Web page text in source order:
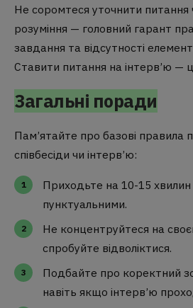
Не соромтеся уточнити питання
розуміння — головний гарант
завдання та відсутності
Ставити питання на інтерв’ю —
Загальні поради
Пам’ятайте про базові правила
співбесіди чи інтерв’ю:
Приходьте на 10-15 хвилин
пунктуальними.
Не концентруйтеся на
спробуйте відволіктися.
Подбайте про коректний
навіть якщо інтерв’ю